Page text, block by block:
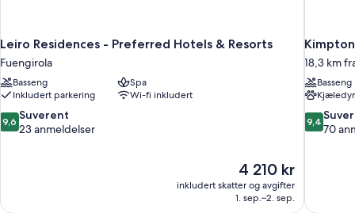
Leiro Residences - Preferred Hotels & Resorts
Fuengirola
Basseng
Spa
Inkludert parkering
Wi-fi inkludert
9.6
av
9,6 Suverent
23 anmeldelser
Prisen
er
4 210 kr
4 210 kr
inkludert skatter og avgifter
1. sep.–2. sep.
18,3 km
Basseng
9.4
av
9,4
70